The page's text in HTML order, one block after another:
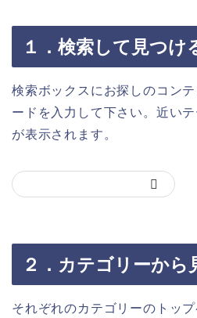
１．検索して見つけ
検索ボックスにお探しのコン
ードを入力して下さい。近い
が表示されます。
２．カテゴリーから
それぞれのカテゴリーのトッ